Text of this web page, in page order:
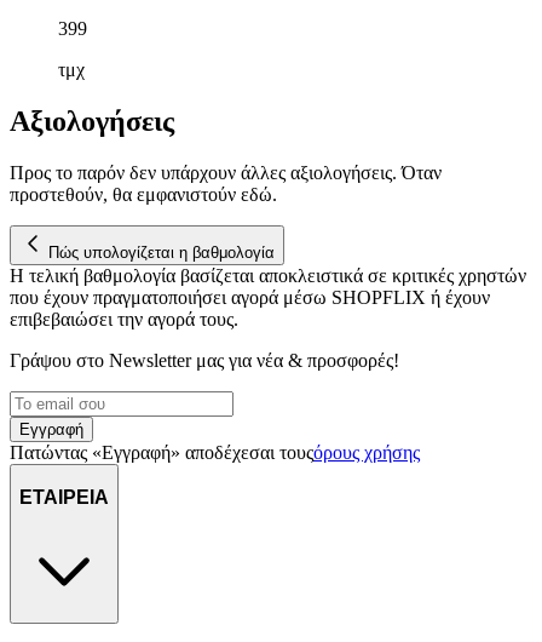
399
τμχ
Αξιολογήσεις
Προς το παρόν δεν υπάρχουν άλλες αξιολογήσεις. Όταν
προστεθούν, θα εμφανιστούν εδώ.
Πώς υπολογίζεται η βαθμολογία
Η τελική βαθμολογία βασίζεται αποκλειστικά σε κριτικές χρηστών
που έχουν πραγματοποιήσει αγορά μέσω SHOPFLIX ή έχουν
επιβεβαιώσει την αγορά τους.
Γράψου στο Νewsletter μας για νέα & προσφορές!
Εγγραφή
Πατώντας «Εγγραφή» αποδέχεσαι τουςόρους χρήσης
ΕΤΑΙΡΕΙΑ